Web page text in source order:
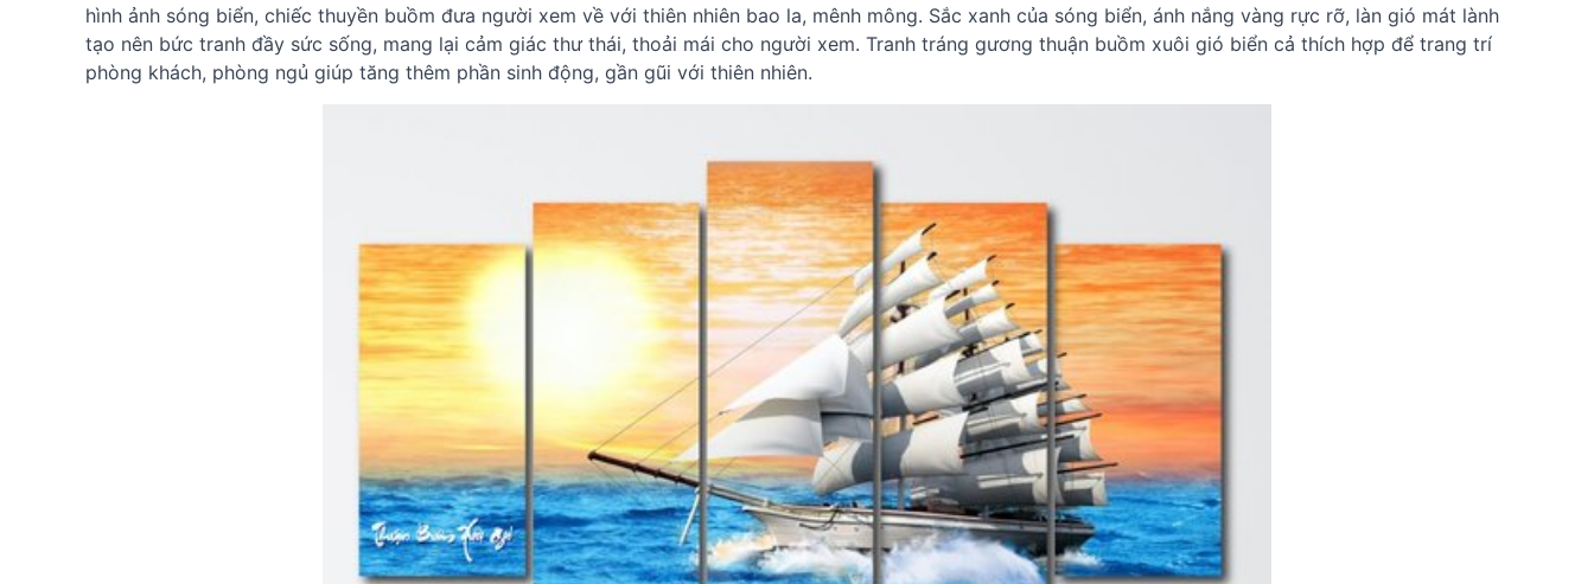
hình ảnh sóng biển, chiếc thuyền buồm đưa người xem về với thiên nhiên bao la, mênh mông. Sắc xanh của sóng biển, ánh nắng vàng rực rỡ, làn gió mát lành
tạo nên bức tranh đầy sức sống, mang lại cảm giác thư thái, thoải mái cho người xem. Tranh tráng gương thuận buồm xuôi gió biển cả thích hợp để trang trí
phòng khách, phòng ngủ giúp tăng thêm phần sinh động, gần gũi với thiên nhiên.